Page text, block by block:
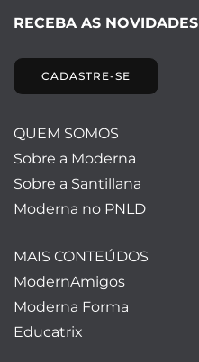
RECEBA AS NOVIDADES
CADASTRE-SE
QUEM SOMOS
Sobre a Moderna
Sobre a Santillana
Moderna no PNLD
MAIS CONTEÚDOS
ModernAmigos
Moderna Forma
Educatrix